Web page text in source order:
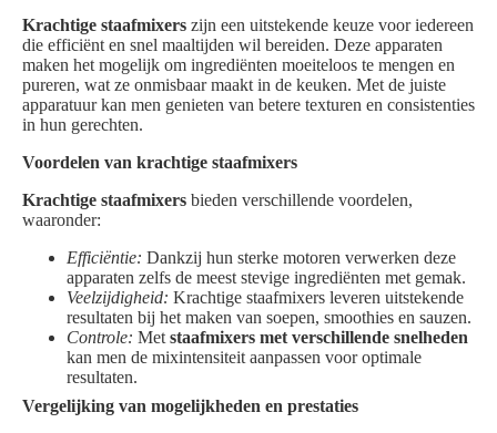
Krachtige staafmixers zijn een uitstekende keuze voor iedereen
die efficiënt en snel maaltijden wil bereiden. Deze apparaten
maken het mogelijk om ingrediënten moeiteloos te mengen en
pureren, wat ze onmisbaar maakt in de keuken. Met de juiste
apparatuur kan men genieten van betere texturen en consistenties
in hun gerechten.
Voordelen van krachtige staafmixers
Krachtige staafmixers bieden verschillende voordelen,
waaronder:
Efficiëntie: Dankzij hun sterke motoren verwerken deze
apparaten zelfs de meest stevige ingrediënten met gemak.
Veelzijdigheid: Krachtige staafmixers leveren uitstekende
resultaten bij het maken van soepen, smoothies en sauzen.
Controle: Met staafmixers met verschillende snelheden
kan men de mixintensiteit aanpassen voor optimale
resultaten.
Vergelijking van mogelijkheden en prestaties